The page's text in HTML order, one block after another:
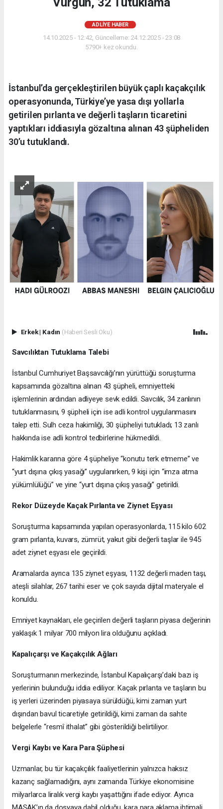
ADLIYE HABER
14.10.2025 - 12:42, Güncelleme: 24.12.2025 - 23:08
5790+ kez okundu.
İstanbul’da gerçekleştirilen büyük çaplı kaçakçılık
operasyonunda, Türkiye’ye yasa dışı yollarla
getirilen pırlanta ve değerli taşların ticaretini
yaptıkları iddiasıyla gözaltına alınan 43 şüpheliden
30’u tutuklandı.
Erkek| Kadın (Haberi Sesli Oku)
Savcılıktan Tutuklama Talebi
İstanbul Cumhuriyet Başsavcılığı’nın yürüttüğü soruşturma
kapsamında gözaltına alınan 43 şüpheli, emniyetteki
işlemlerinin ardından adliyeye sevk edildi. Savcılık, 34 zanlının
tutuklanmasını, 9 şüpheli için ise adli kontrol uygulanmasını
talep etti. Sulh ceza hakimliği, 30 şüpheliyi tutukladı; 13 zanlı
hakkında ise adli kontrol tedbirlerine hükmedildi.
Hakimlik kararına göre 4 şüpheliye “konutu terk etmeme” ve
“yurt dışına çıkış yasağı” uygulanırken, 9 kişi için “imza atma
yükümlülüğü” ve yine “yurt dışına çıkış yasağı” getirildi.
Rekor Düzeyde Kaçak Pırlanta ve Ziynet Eşyası
Soruşturma kapsamında yapılan operasyonlarda, 115 kilo 602
gram pırlanta, kuvars, zümrüt, yakut gibi değerli taşlar ile 945
adet ziynet eşyası ele geçirildi.
Aramalarda ayrıca 135 ziynet eşyası, 1132 değerli maden taşı,
ateşli silahlar, 267 tarihi eser ve çok sayıda dijital materyale el
konuldu.
Emniyet kaynakları, ele geçirilen değerli taşların piyasa değerinin
yaklaşık 1 milyar 700 milyon lira olduğunu açıkladı.
Kapalıçarşı ve Kaçakçılık Ağları
Soruşturmanın merkezinde, İstanbul Kapalıçarşı’daki bazı iş
yerlerinin bulunduğu iddia ediliyor. Kaçak pırlanta ve taşların bu
iş yerleri üzerinden piyasaya sürüldüğü, kimi zaman yurt
dışından bavul ticaretiyle getirildiği, kimi zaman da sahte
belgelerle “resmî ithalat” gibi gösterildiği belirtiliyor.
Vergi Kaybı ve Kara Para Şüphesi
Uzmanlar, bu tür kaçakçılık faaliyetlerinin yalnızca haksız
kazanç sağlamadığını, aynı zamanda Türkiye ekonomisine
milyarlarca liralık vergi kaybı yaşattığını ifade ediyor. Ayrıca